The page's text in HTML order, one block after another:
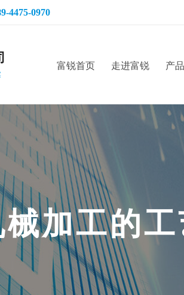
4475-0970
富锐首页 走进富锐 产
械加工的工